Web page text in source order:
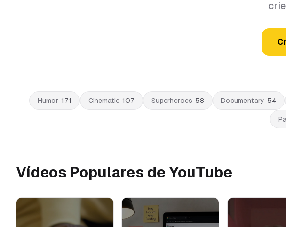
Humor 171 Cinematic 107 Superheroes 58 Documentary 54
Vídeos Populares de YouTube